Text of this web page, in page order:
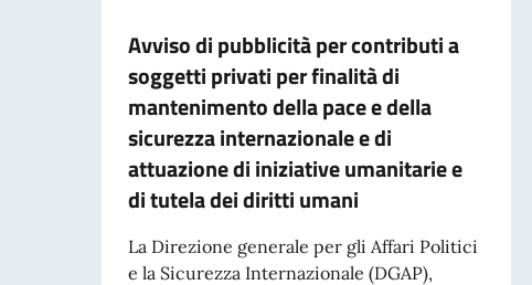
Avviso di pubblicità per contributi a
soggetti privati per finalità di
mantenimento della pace e della
sicurezza internazionale e di
attuazione di iniziative umanitarie e
di tutela dei diritti umani
La Direzione generale per gli Affari Politici
e la Sicurezza Internazionale (DGAP),